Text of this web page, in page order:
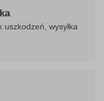
uszkodzeń, wysyłka